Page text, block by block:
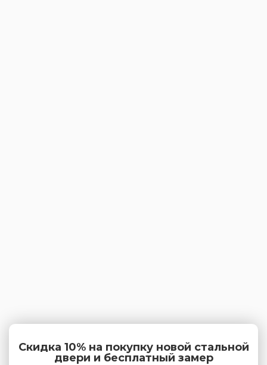
Скидка 10% на покупку новой стальной
двери и бесплатный замер